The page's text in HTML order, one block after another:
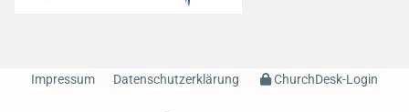
Impressum Datenschutzerklärung ChurchDesk-Login